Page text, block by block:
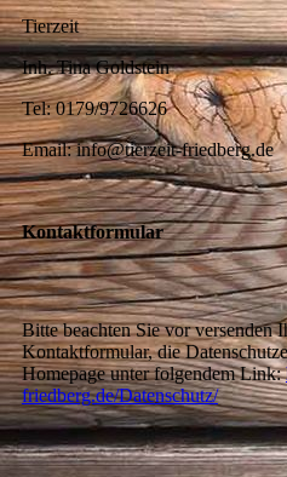
Tierzeit
Inh. Tina Goldstein
Tel: 0179/9726626
Email: info@tierzeit-friedberg.de
Kontaktformular
Bitte beachten Sie vor versenden
Kontaktformular, die
Homepage unter folgendem Link:
friedberg.de/Datenschutz/